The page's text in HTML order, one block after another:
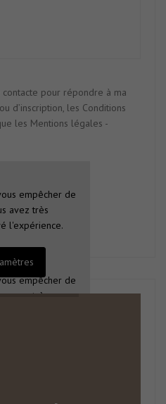
contacte pour répondre à ma
d’inscription, les Conditions
les Mentions légales -
empêcher de
avez très
l'expérience.
empêcher de
avez très